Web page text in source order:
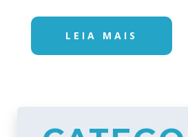
LEIA MAIS